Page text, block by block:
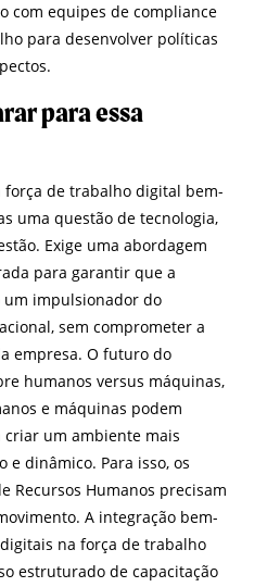
com equipes de compliance
para desenvolver políticas
para essa
força de trabalho digital bem-
uma questão de tecnologia,
Exige uma abordagem
para garantir que a
um impulsionador do
sem comprometer a
empresa. O futuro do
humanos versus máquinas,
e máquinas podem
um ambiente mais
dinâmico. Para isso, os
Recursos Humanos precisam
A integração bem-
na força de trabalho
estruturado de capacitação